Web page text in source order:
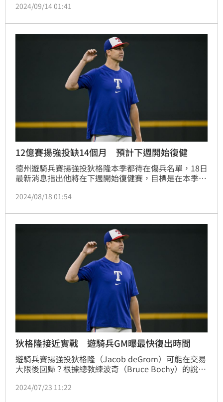
分，遊騎兵終場4：5不敵水手。
2024/09/14 01:41
12億賽揚強投缺14個月 預計下週開始復健
德州遊騎兵賽揚強投狄格隆本季都待在傷兵名單，18日
最新消息指出他將在下週開始復健賽，目標是在本季後
2024/08/18 01:54
狄格隆接近實戰 遊騎兵GM曝最快復出時間
遊騎兵賽揚強投狄格隆（Jacob deGrom）可能在交易
大限後回歸？根據總教練波奇（Bruce Bochy）的說
楊恩（Chris Young）表示，如果復健進度一切順利，
2024/07/23 11:22